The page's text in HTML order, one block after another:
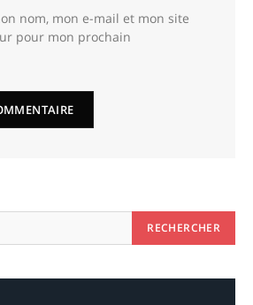
nom, mon e-mail et mon site
pour mon prochain